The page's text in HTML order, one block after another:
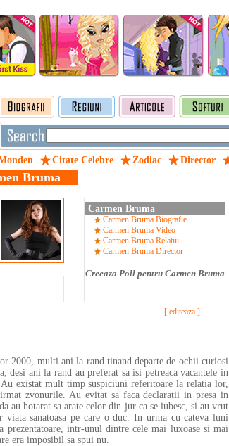
Citate Celebre Zodiac Director
Bruma
Carmen Bruma
Carmen Bruma Biografie
Carmen Bruma Video
Carmen Bruma Relatiii
Carmen Bruma Director
Creeaza Poll pentru Carmen Bruma
[ editeaza ]
2000, multi ani la rand tinand departe de ochii curiosi
desi ani la rand au preferat sa isi petreaca vacantele in
existat mult timp suspiciuni referitoare la relatia lor,
zvonurile. Au evitat sa faca declaratii in presa in
au hotarat sa arate celor din jur ca se iubesc, si au vrut
sanatoasa pe care o duc. In urma cu cateva luni
intr-unul dintre cele mai luxoase si mai
era imposibil sa spui nu.